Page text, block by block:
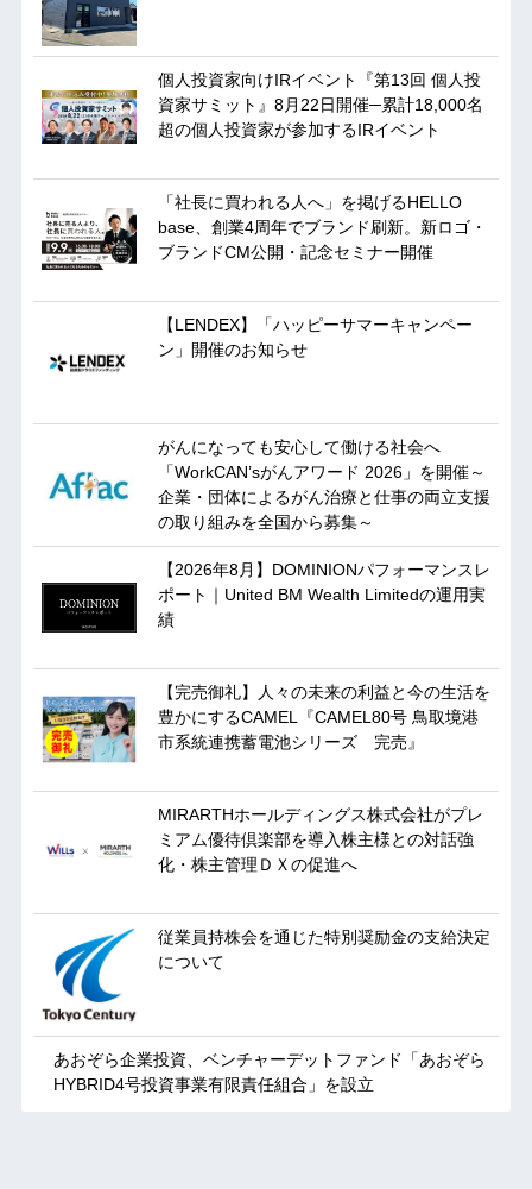
個人投資家向けIRイベント『第13回 個人投
資家サミット』8月22日開催─累計18,000名
超の個人投資家が参加するIRイベント
「社長に買われる人へ」を掲げるHELLO
base、創業4周年でブランド刷新。新ロゴ・
ブランドCM公開・記念セミナー開催
【LENDEX】「ハッピーサマーキャンペー
ン」開催のお知らせ
がんになっても安心して働ける社会へ
「WorkCAN’sがんアワード 2026」を開催～
企業・団体によるがん治療と仕事の両立支援
の取り組みを全国から募集～
【2026年8月】DOMINIONパフォーマンスレ
ポート｜United BM Wealth Limitedの運用実
績
【完売御礼】人々の未来の利益と今の生活を
豊かにするCAMEL『CAMEL80号 鳥取境港
市系統連携蓄電池シリーズ 完売』
MIRARTHホールディングス株式会社がプレ
ミアム優待倶楽部を導入株主様との対話強
化・株主管理ＤＸの促進へ
従業員持株会を通じた特別奨励金の支給決定
について
あおぞら企業投資、ベンチャーデットファンド「あおぞら
HYBRID4号投資事業有限責任組合」を設立